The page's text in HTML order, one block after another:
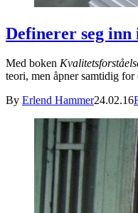
Definerer seg inn
Med boken
teori, men åpner samtidig
By Erlend Hammer24.02.16